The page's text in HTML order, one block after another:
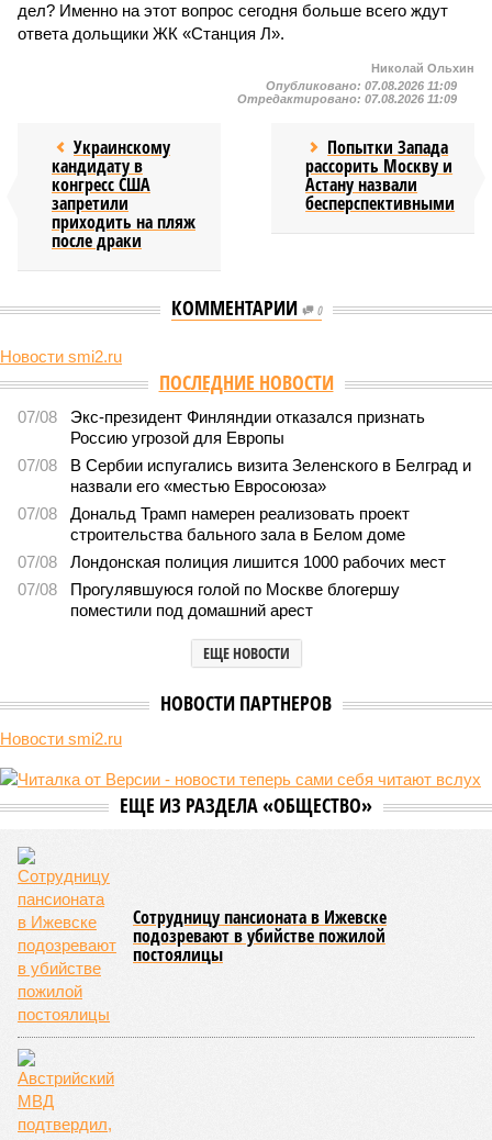
дел? Именно на этот вопрос сегодня больше всего ждут
ответа дольщики ЖК «Станция Л».
Николай Ольхин
Опубликовано: 07.08.2026 11:09
Отредактировано: 07.08.2026 11:09
Украинскому
кандидату в
конгресс США
запретили
приходить на пляж
после драки
Попытки Запада
рассорить Москву и
Астану назвали
бесперспективными
КОММЕНТАРИИ 0
Новости smi2.ru
Земля уже не раз показывала человечеству свой
крутой нрав – когда покажет снова?
Земля уже не раз показывала человечеству свой крутой
нрав – когда покажет снова?
Последние времена
Земля уже не раз показывала человечеству свой крутой нрав – когда
покажет снова? (фото: АР-ТАСС)
Природа постоянно вступает в противоречие с нами. Ведь пока
она стремится всё на планете держать в балансе, человечество
массовые катастрофы в прошлом – какими они были? Какие
ждут нас со дня на день и чем грозят?
последствия очередного апокалипсиса, искусственно
вызванного группой биологов, называется «Конец всей
этой мерзости». В реальной жизни участия пытливых
исследователей в организации конца света может не
понадобиться: природа сама разберётся, как и где
уменьшить масштабы человеческой популяции.
(фото: en.wikipedia.org)
Да, наша любимая маленькая планета может быть
единственной, где в пределах Солнечной системы есть
полноценная жизнь, но Земля также регулярно пытается